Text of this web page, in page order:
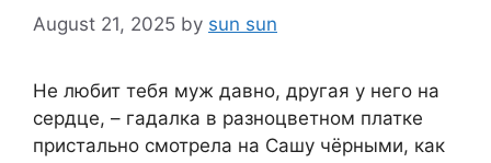
August 21, 2025 by sun sun
Не любит тебя муж давно, другая у него на
сердце, – гадалка в разноцветном платке
пристально смотрела на Сашу чёрными, как